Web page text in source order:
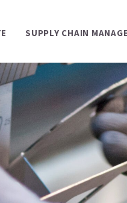
SUPPLY CHAIN